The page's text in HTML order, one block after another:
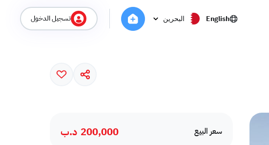
English البحرين تسجيل الدخول
سعر البيع 200,000 د.ب